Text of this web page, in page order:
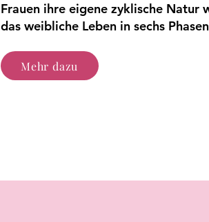
Frauen ihre eigene zyklische Natur
das weibliche Leben in sechs
Mehr dazu